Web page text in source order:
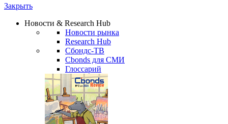
Watchlist
Сбондс Люди
Новости & Research Hub
Новости рынка
Research Hub
Сбондс-ТВ
Cbonds для СМИ
Глоссарий